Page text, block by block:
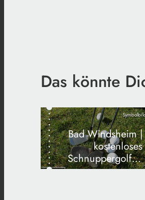
Das könnte
Bad Windsheim |
kostenloses
Schnuppergolfen
- ANMELDUNG!